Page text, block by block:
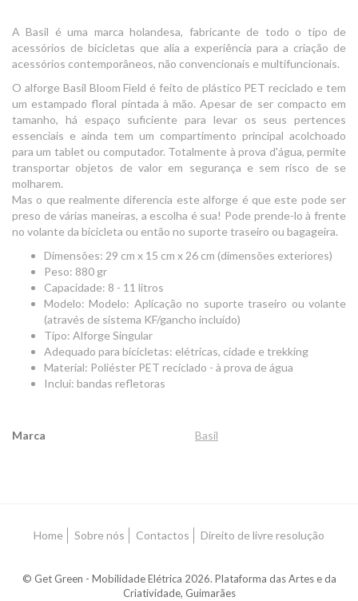
A Basil é uma marca holandesa, fabricante de todo o tipo de
acessórios de bicicletas que alia a experiência para a criação de
acessórios contemporâneos, não convencionais e multifuncionais.
O alforge Basil Bloom Field é feito de plástico PET reciclado e tem
um estampado floral pintada à mão. Apesar de ser compacto em
tamanho, há espaço suficiente para levar os seus pertences
essenciais e ainda tem um compartimento principal acolchoado
para um tablet ou computador. Totalmente à prova d'água, permite
transportar objetos de valor em segurança e sem risco de se
molharem.
Mas o que realmente diferencia este alforge é que este pode ser
preso de várias maneiras, a escolha é sua! Pode prende-lo à frente
no volante da bicicleta ou então no suporte traseiro ou bagageira.
Dimensões: 29 cm x 15 cm x 26 cm (dimensões exteriores)
Peso: 880 gr
Capacidade: 8 - 11 litros
Modelo: Modelo: Aplicação no suporte traseiro ou volante
(através de sistema KF/gancho incluído)
Tipo: Alforge Singular
Adequado para bicicletas: elétricas, cidade e trekking
Material: Poliéster PET reciclado - à prova de água
Inclui: bandas refletoras
Marca
Basil
Home Sobre nós Contactos Direito de livre resolução
© Get Green - Mobilidade Elétrica 2026. Plataforma das Artes e da
Criatividade, Guimarães